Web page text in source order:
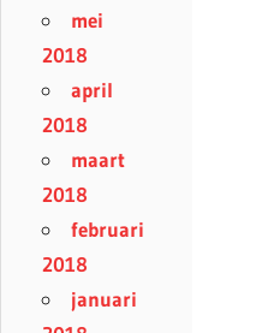
mei
2018
april
2018
maart
2018
februari
2018
januari